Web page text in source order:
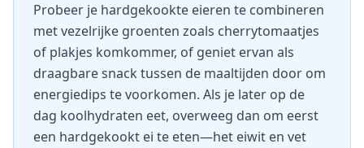
Probeer je hardgekookte eieren te combineren
met vezelrijke groenten zoals cherrytomaatjes
of plakjes komkommer, of geniet ervan als
draagbare snack tussen de maaltijden door om
energiedips te voorkomen. Als je later op de
dag koolhydraten eet, overweeg dan om eerst
een hardgekookt ei te eten—het eiwit en vet